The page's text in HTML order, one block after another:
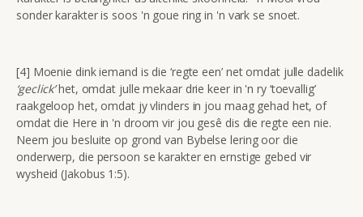
sonder karakter is soos 'n goue ring in 'n vark se snoet.
[4] Moenie dink iemand is die ‘regte een’ net omdat julle dadelik
‘geclick’het, omdat julle mekaar drie keer in 'n ry ‘toevallig’
raakgeloop het, omdat jy vlinders in jou maag gehad het, of
omdat die Here in 'n droom vir jou gesê dis die regte een nie.
Neem jou besluite op grond van Bybelse lering oor die
onderwerp, die persoon se karakter en ernstige gebed vir
wysheid (Jakobus 1:5).